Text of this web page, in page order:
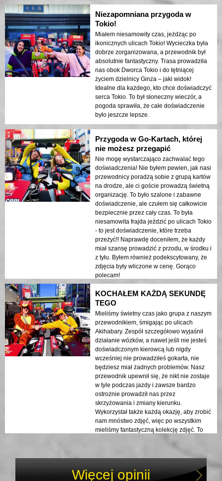
Niezapomniana przygoda w
Tokio!
Miałem niesamowity czas, jeżdżąc po
ikonicznych ulicach Tokio! Wycieczka była
dobrze zorganizowana, a przewodnik był
absolutnie fantastyczny. Trasa prowadziła
nas obok Dworca Tokio i do tętniącej
życiem dzielnicy Ginza – jaki widok!
Idealne dla każdego, kto chce doświadczyć
serca Tokio. To był słoneczny wieczór, a
pogoda sprawiła, że całe doświadczenie
było jeszcze lepsze.
Przygoda w Go-Kartach, której
nie możesz przegapić
Nie mogę wystarczająco zachwalać tego
doświadczenia! Nie byłem pewien, jak nasi
przewodnicy poradzą sobie z grupą kartów
na drodze, ale ci goście prowadzą świetną
organizację. To było szalone i zabawne
doświadczenie, ale czułem się całkowicie
bezpiecznie przez cały czas. To była
niesamowita frajda jeździć po ulicach Tokio
- to jest doświadczenie, które trzeba
przeżyć!! Naprawdę doceniłem, że każdy
miał szansę prowadzić z przodu, w środku i
z tyłu. Byłem również podekscytowany, że
zdjęcia były wliczone w cenę. Gorąco
polecam!
KOCHAŁEM KAŻDĄ SEKUNDĘ
TEGO
Mieliśmy świetny czas jako grupa z naszym
przewodnikiem, śmigając po ulicach
Akihabary. Zespół szczegółowo wyjaśnił
działanie wózków, a nawet jeśli nie jesteś
doświadczonym kierowcą lub nigdy
wcześniej nie prowadziłeś gokarta, nie
będziesz miał żadnych problemów. Nasz
przewodnik upewnił się, że nikt nie zostaje
w tyle podczas jazdy i zawsze bardzo
ostrożnie prowadził nas przez
skrzyżowania i zmiany kierunku.
Wykorzystał także każdą okazję, aby zrobić
nam mnóstwo zdjęć, więc po wszystkim
mieliśmy fantastyczną kolekcję zdjęć. To
Więcej opinii